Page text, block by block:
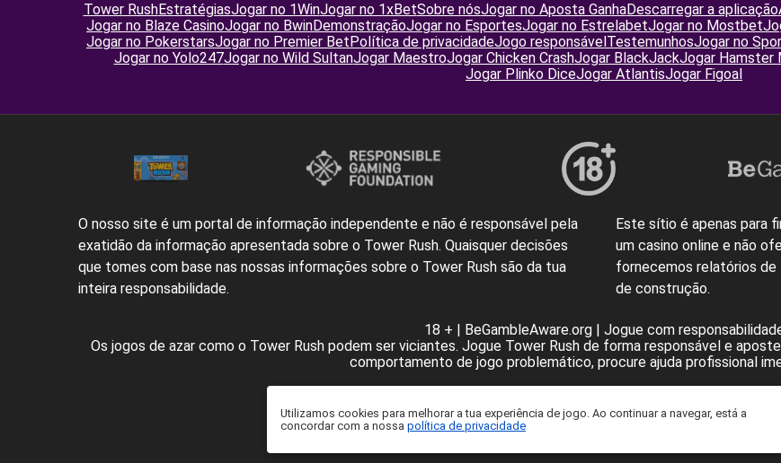
Tower RushEstratégiasJogar no 1WinJogar no 1xBetSobre nósJogar no Aposta GanhaDescarregar a aplicação
Jogar no Blaze CasinoJogar no BwinDemonstraçãoJogar no EsportesJogar no EstrelabetJogar no Mostbet
Jogar no PokerstarsJogar no Premier BetPolítica de privacidadeJogo responsávelTestemunhosJogar no
Jogar no Yolo247Jogar no Wild SultanJogar MaestroJogar Chicken CrashJogar BlackJackJogar Hamster
Jogar Plinko DiceJogar AtlantisJogar Figoal
O nosso site é um portal de informação independente e não é responsável pela
exatidão da informação apresentada sobre o Tower Rush. Quaisquer decisões
que tomes com base nas nossas informações sobre o Tower Rush são da tua
inteira responsabilidade.
Este sítio é apenas para
um casino online e não
fornecemos relatórios
de construção.
18 + | BeGambleAware.org | Jogue com
Os jogos de azar como o Tower Rush podem ser viciantes. Jogue Tower Rush de forma responsável e
comportamento de jogo problemático, procure ajuda profissional
info@towerrush-galaxsys.com https://towerrush-
Utilizamos cookies para melhorar a tua experiência de jogo. Ao continuar a navegar, está a
concordar com a nossa política de privacidade